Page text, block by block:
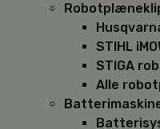
STIHL
STIGA
Alle